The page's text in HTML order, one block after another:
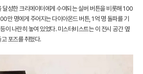
성한 크리에이터에게 수여되는 실버 버튼을 비롯해 100
만 명에게 주어지는 다이아몬드 버튼, 1억 명 돌파를 기
이 나란히 놓여 있었다. 미스터비스트는 이 전시 공간 옆
포즈를 취했다.